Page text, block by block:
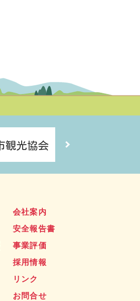
会社案内
安全報告書
事業評価
採用情報
リンク
お問合せ